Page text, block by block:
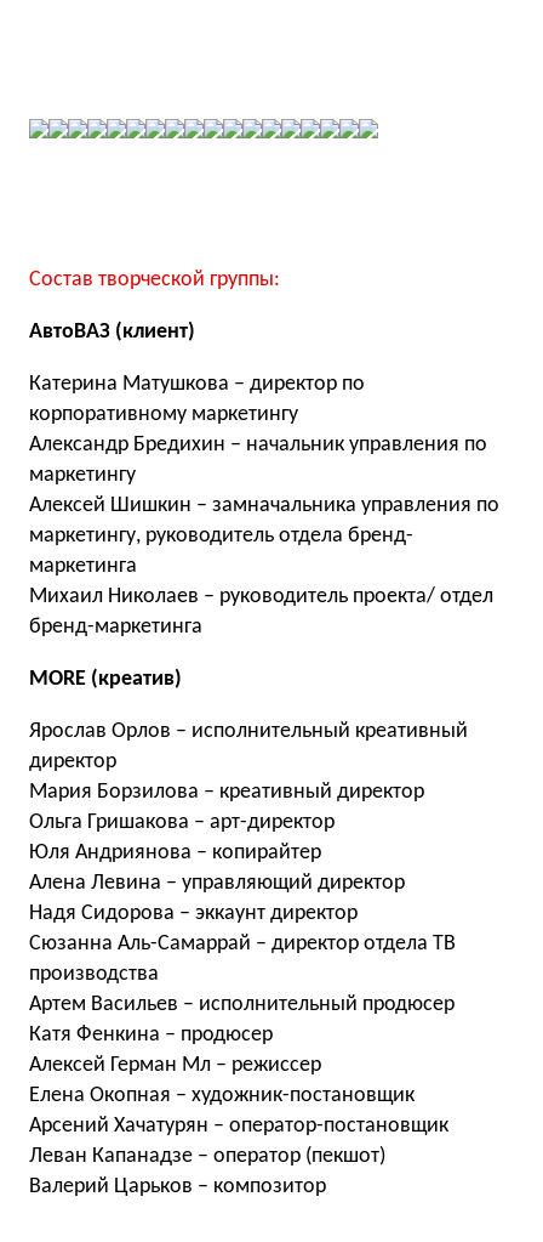
Состав творческой группы:
АвтоВАЗ (клиент)
Катерина Матушкова – директор по
корпоративному маркетингу
Александр Бредихин – начальник управления по
маркетингу
Алексей Шишкин – замначальника управления по
маркетингу, руководитель отдела бренд-
маркетинга
Михаил Николаев – руководитель проекта/ отдел
бренд-маркетинга
MORE (креатив)
Ярослав Орлов – исполнительный креативный
директор
Мария Борзилова – креативный директор
Ольга Гришакова – арт-директор
Юля Андриянова – копирайтер
Алена Левина – управляющий директор
Надя Сидорова – эккаунт директор
Сюзанна Аль-Самаррай – директор отдела ТВ
производства
Артем Васильев – исполнительный продюсер
Катя Фенкина – продюсер
Алексей Герман Мл – режиссер
Елена Окопная – художник-постановщик
Арсений Хачатурян – оператор-постановщик
Леван Капанадзе – оператор (пекшот)
Валерий Царьков – композитор